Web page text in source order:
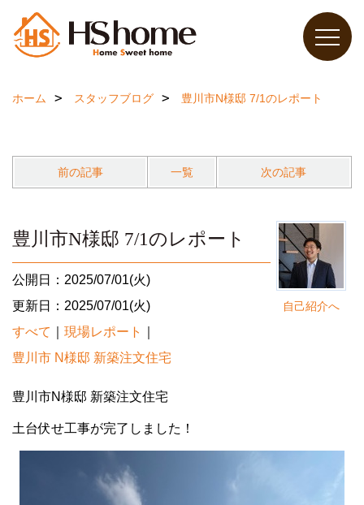
ホーム スタッフブログ 豊川市N様邸 7/1のレポート
前の記事 一覧 次の記事
自己紹介へ
豊川市N様邸 7/1のレポート
公開日：2025/07/01(火)
更新日：2025/07/01(火)
すべて
現場レポート
豊川市 N様邸 新築注文住宅
豊川市N様邸 新築注文住宅
土台伏せ工事が完了しました！